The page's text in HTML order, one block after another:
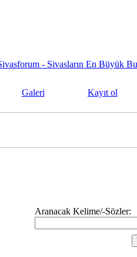
- Sivasların En Büyük
Galeri Kayıt ol
Aranacak Kelime/-Sözler: